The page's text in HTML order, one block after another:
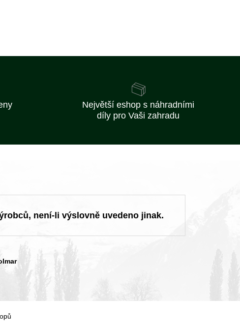
Největší eshop s náhradními
díly pro Vaši zahradu
není-li výslovně uvedeno jinak.